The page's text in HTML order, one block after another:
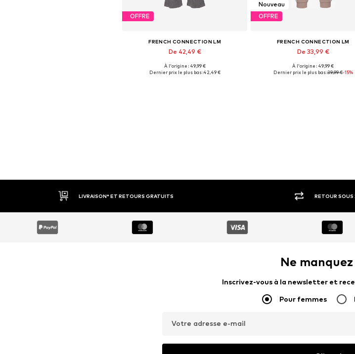
OFFRE
FRENCH CONNECTION LM
De 42,49 €
Tailles disponibles: 36-38, 40-42, 44-46
À l'origine : 49,99 €
Dernier prix le plus bas :42,49 €
Nouveau
OFFRE
FRENCH CONNECTION LM
De 33,99 €
Tailles disponibles: 36-38, 40-42,
À l'origine : 49,99 €
Dernier prix le plus bas :39,99 €-15%
LIVRAISON* ET RETOURS GRATUITS RETOUR SOUS
Ne
Inscrivez-vous à la newsletter et
Pour femmes
Votre adresse e-mail